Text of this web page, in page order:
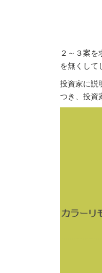
２～３案
を無くして
投資家に説
つき、投資